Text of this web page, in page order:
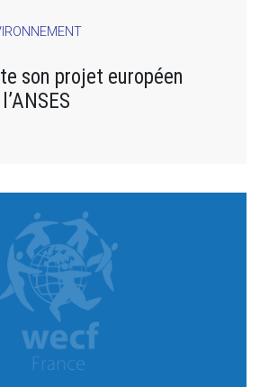
son projet européen